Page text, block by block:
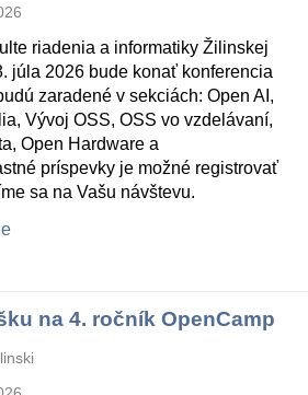
riadenia a informatiky Žilinskej
júla 2026 bude konať konferencia
zaradené v sekciách: Open AI,
Vývoj OSS, OSS vo vzdelávaní,
Open Hardware a
príspevky je možné registrovať
sa na Vašu návštevu.
na 4. ročník OpenCamp